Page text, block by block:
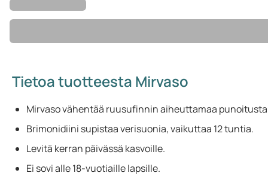
Tietoa tuotteesta Mirvaso
Mirvaso vähentää ruusufinnin aiheuttamaa
Brimonidiini supistaa verisuonia, vaikuttaa 12 tuntia.
Levitä kerran päivässä kasvoille.
Ei sovi alle 18-vuotiaille lapsille.